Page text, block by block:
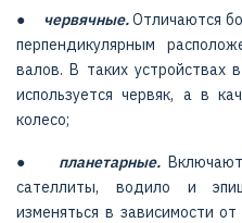
● червячные.Отличаются
перпендикулярным
валов. В таких устройствах
используется червяк, а в
колесо;
● планетарные.
сателлиты, водило и
изменяться в зависимости